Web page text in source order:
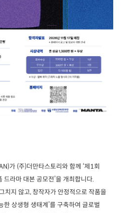
가 (주)더만타스토리와 함께 ‘제1회
라마 대본 공모전’을 개최합니다.
치지 않고, 창작자가 안정적으로 작품을
한 상생형 생태계’를 구축하여 글로벌